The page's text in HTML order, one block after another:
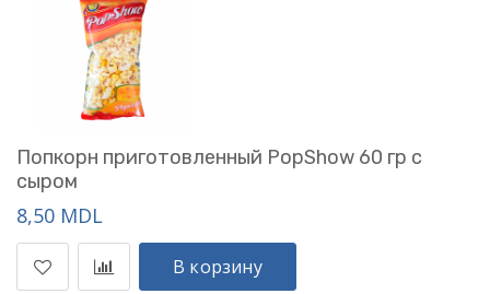
Попкорн приготовленный PopShow 60 гр с
сыром
8,50 MDL
В корзину